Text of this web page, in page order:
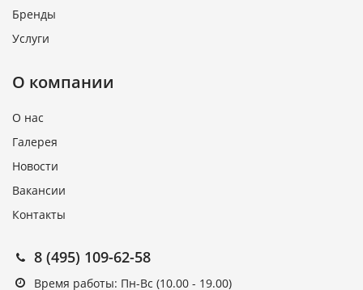
Бренды
Услуги
О компании
О нас
Галерея
Новости
Вакансии
Контакты
8 (495) 109-62-58
Время работы: Пн-Вс (10.00 - 19.00)